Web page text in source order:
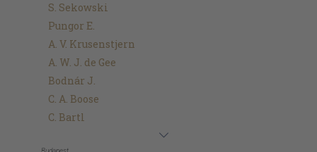
S. Sekowski
Pungor E.
A. V. Krusenstjern
A. W. J. de Gee
Bodnár J.
C. A. Boose
C. Bartl